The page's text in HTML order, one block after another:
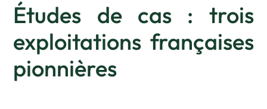
Études de cas : trois
exploitations françaises
pionnières